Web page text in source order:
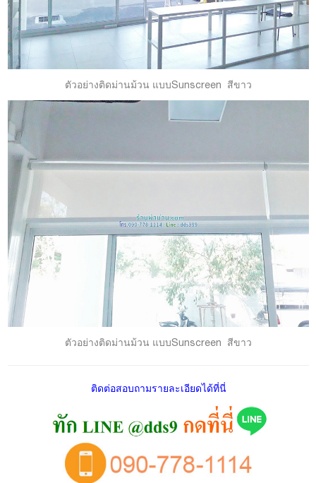
ตัวอย่างติดม่านม้วน แบบSunscreen สีขาว
ตัวอย่างติดม่านม้วน แบบSunscreen สีขาว
ติดต่อสอบถามรายละเอียดได้ที่นี่